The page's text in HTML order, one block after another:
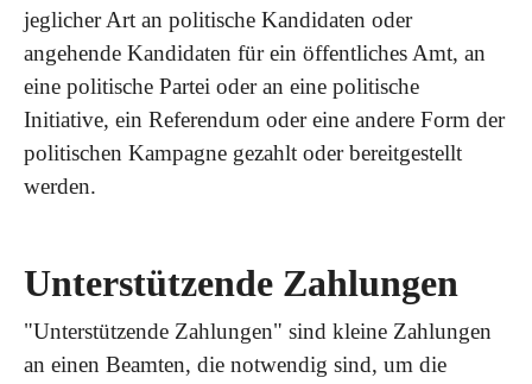
jeglicher Art an politische Kandidaten oder
angehende Kandidaten für ein öffentliches Amt, an
eine politische Partei oder an eine politische
Initiative, ein Referendum oder eine andere Form der
politischen Kampagne gezahlt oder bereitgestellt
werden.
Unterstützende Zahlungen
"Unterstützende Zahlungen" sind kleine Zahlungen
an einen Beamten, die notwendig sind, um die